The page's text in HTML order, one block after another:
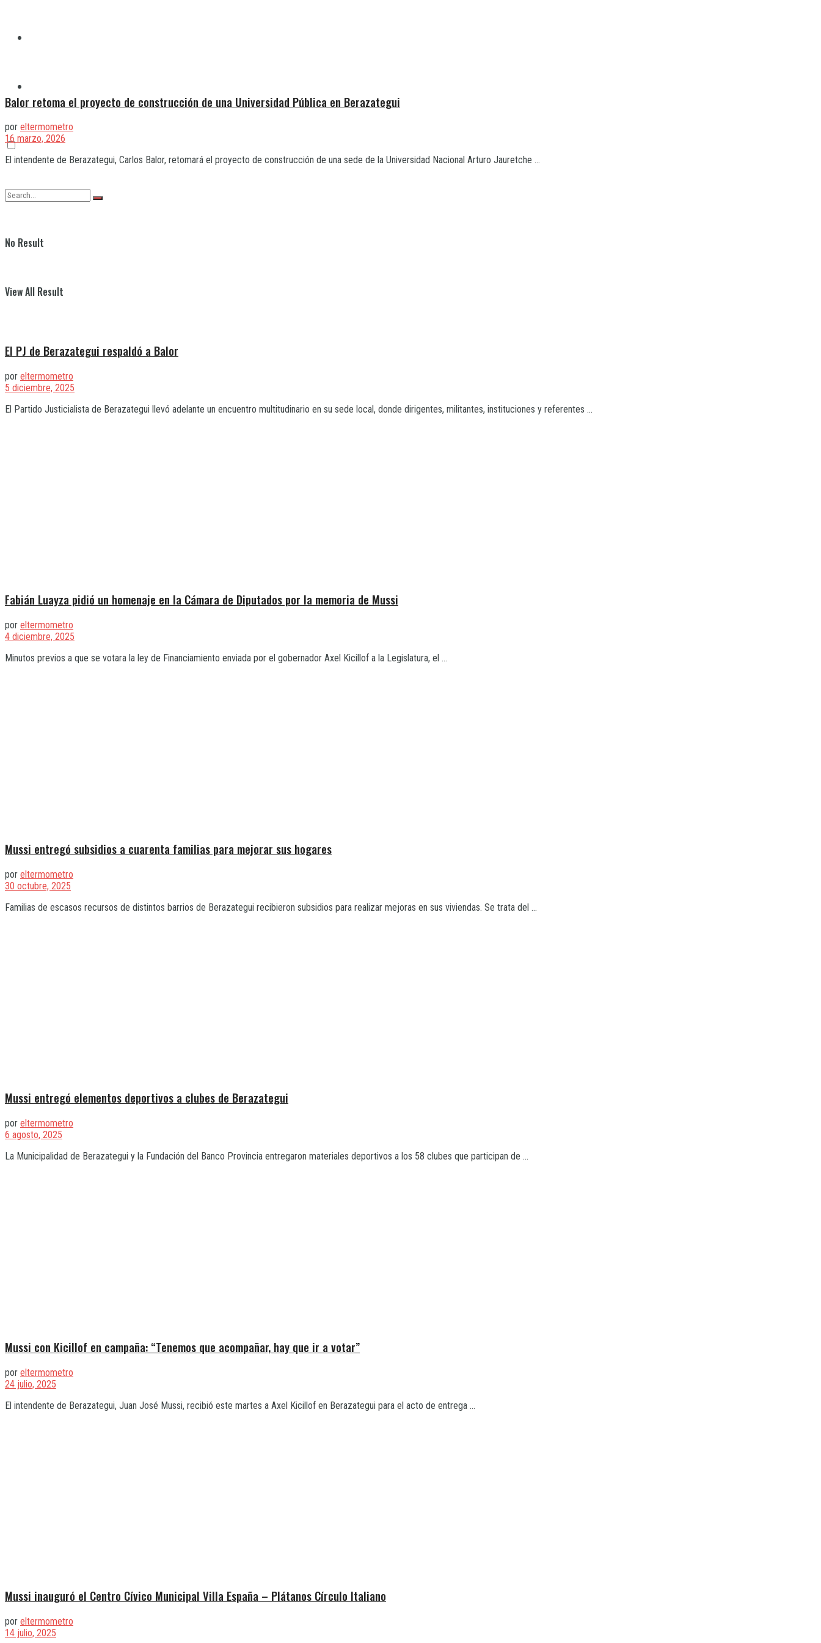
No Result
View All Result
Balor retoma el proyecto de construcción de una Universidad Pública en Berazategui
por eltermometro
16 marzo, 2026
El intendente de Berazategui, Carlos Balor, retomará el proyecto de construcción de una sede de la Universidad Nacional Arturo Jauretche ...
El PJ de Berazategui respaldó a Balor
por eltermometro
5 diciembre, 2025
El Partido Justicialista de Berazategui llevó adelante un encuentro multitudinario en su sede local, donde dirigentes, militantes, instituciones y referentes ...
Fabián Luayza pidió un homenaje en la Cámara de Diputados por la memoria de Mussi
por eltermometro
4 diciembre, 2025
Minutos previos a que se votara la ley de Financiamiento enviada por el gobernador Axel Kicillof a la Legislatura, el ...
Mussi entregó subsidios a cuarenta familias para mejorar sus hogares
por eltermometro
30 octubre, 2025
Familias de escasos recursos de distintos barrios de Berazategui recibieron subsidios para realizar mejoras en sus viviendas. Se trata del ...
Mussi entregó elementos deportivos a clubes de Berazategui
por eltermometro
6 agosto, 2025
La Municipalidad de Berazategui y la Fundación del Banco Provincia entregaron materiales deportivos a los 58 clubes que participan de ...
Mussi con Kicillof en campaña: “Tenemos que acompañar, hay que ir a votar”
por eltermometro
24 julio, 2025
El intendente de Berazategui, Juan José Mussi, recibió este martes a Axel Kicillof en Berazategui para el acto de entrega ...
Mussi inauguró el Centro Cívico Municipal Villa España – Plátanos Círculo Italiano
por eltermometro
14 julio, 2025